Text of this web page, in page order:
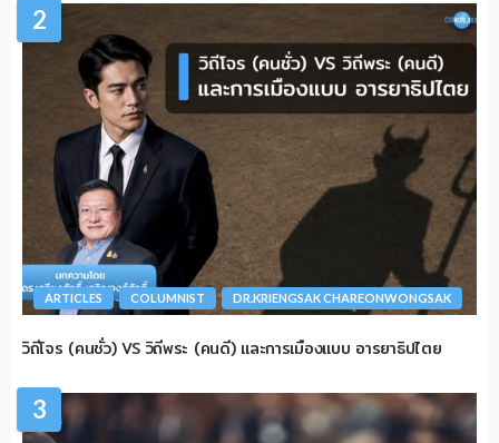
2
ARTICLES COLUMNIST DR.KRIENGSAK CHAREONWONGSAK
วิถีโจร (คนชั่ว) VS วิถีพระ (คนดี) และการเมืองแบบ อารยาธิปไตย
3